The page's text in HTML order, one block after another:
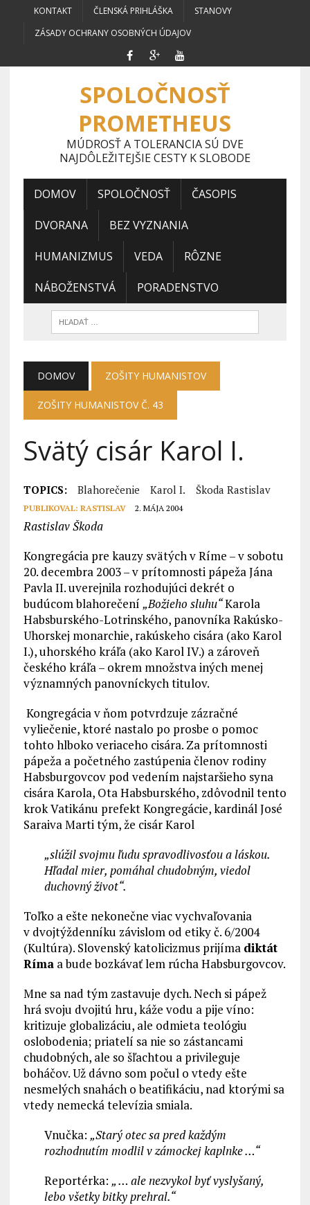
KONTAKT ČLENSKÁ PRIHLÁŠKA
STANOVY
ZÁSADY OCHRANY OSOBNÝCH ÚDAJOV
SPOLOČNOSŤ
PROMETHEUS
MÚDROSŤ A TOLERANCIA SÚ DVE
NAJDÔLEŽITEJŠIE CESTY K SLOBODE
DOMOV SPOLOČNOSŤ ČASOPIS
DVORANA BEZ VYZNANIA
HUMANIZMUS VEDA RÔZNE
NÁBOŽENSTVÁ PORADENSTVO
DOMOV ZOŠITY HUMANISTOV
ZOŠITY HUMANISTOV Č. 43
Svätý cisár Karol I.
TOPICS: Blahorečenie Karol I. Škoda Rastislav
PUBLIKOVAL: RASTISLAV 2. MÁJA 2004
Rastislav Škoda
Kongregácia pre kauzy svätých v Ríme – v sobotu
20. decembra 2003 – v prítomnosti pápeža Jána
Pavla II. uverejnila rozhodujúci dekrét o
budúcom blahorečení „Božieho sluhu“Karola
Habsburského-Lotrinského, panovníka Rakúsko-
Uhorskej monarchie, rakúskeho cisára (ako Karol
I.), uhorského kráľa (ako Karol IV.) a zároveň
českého kráľa – okrem množstva iných menej
významných panovníckych titulov.
Kongregácia v ňom potvrdzuje zázračné
vyliečenie, ktoré nastalo po prosbe o pomoc
tohto hlboko veriaceho cisára. Za prítomnosti
pápeža a početného zastúpenia členov rodiny
Habsburgovcov pod vedením najstaršieho syna
cisára Karola, Ota Habsburského, zdôvodnil tento
krok Vatikánu prefekt Kongregácie, kardinál José
Saraiva Marti tým, že cisár Karol
„slúžil svojmu ľudu spravodlivosťou a láskou.
Hľadal mier, pomáhal chudobným, viedol
duchovný život“.
Toľko a ešte nekonečne viac vychvaľovania
v dvojtýždenníku závislom od etiky č. 6/2004
(Kultúra). Slovenský katolicizmus prijíma diktát
Rímaa bude bozkávať lem rúcha Habsburgovcov.
Mne sa nad tým zastavuje dych. Nech si pápež
hrá svoju dvojitú hru, káže vodu a pije víno:
kritizuje globalizáciu, ale odmieta teológiu
oslobodenia; priatelí sa nie so zástancami
chudobných, ale so šľachtou a privileguje
boháčov. Už dávno som počul o vtedy ešte
nesmelých snahách o beatifikáciu, nad ktorými sa
vtedy nemecká televízia smiala.
Vnučka: „Starý otec sa pred každým
rozhodnutím modlil v zámockej kaplnke …“
Reportérka: „ … ale nezvykol byť vyslyšaný,
lebo všetky bitky prehral.“